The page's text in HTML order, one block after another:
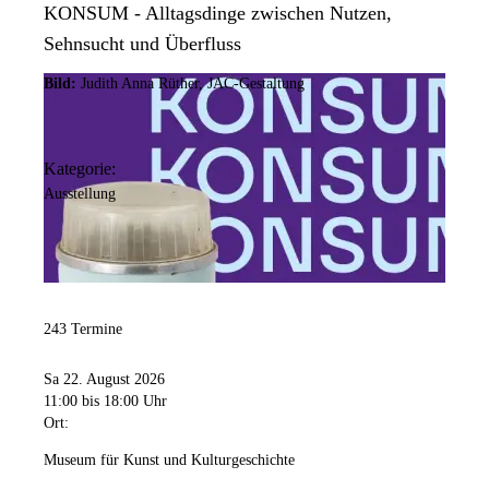
KONSUM - Alltagsdinge zwischen Nutzen,
Sehnsucht und Überfluss
Bild: Judith Anna Rüther, JAC-Gestaltung
Kategorie:
Ausstellung
243 Termine
Sa 22. August 2026
11:00 bis 18:00 Uhr
Ort:
Museum für Kunst und Kulturgeschichte